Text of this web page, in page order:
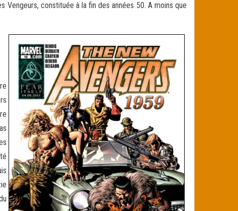
Vengeurs, constituée à la fin des années 50. A moins que